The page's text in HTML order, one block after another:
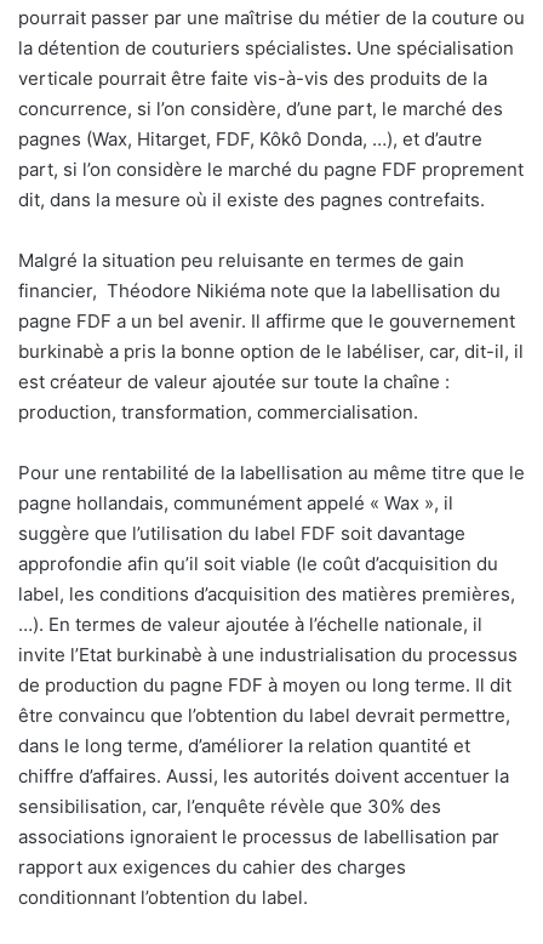
pourrait passer par une maîtrise du métier de la couture ou
la détention de couturiers spécialistes. Une spécialisation
verticale pourrait être faite vis-à-vis des produits de la
concurrence, si l’on considère, d’une part, le marché des
pagnes (Wax, Hitarget, FDF, Kôkô Donda, …), et d’autre
part, si l’on considère le marché du pagne FDF proprement
dit, dans la mesure où il existe des pagnes contrefaits.
Malgré la situation peu reluisante en termes de gain
financier, Théodore Nikiéma note que la labellisation du
pagne FDF a un bel avenir. Il affirme que le gouvernement
burkinabè a pris la bonne option de le labéliser, car, dit-il, il
est créateur de valeur ajoutée sur toute la chaîne :
production, transformation, commercialisation.
Pour une rentabilité de la labellisation au même titre que le
pagne hollandais, communément appelé « Wax », il
suggère que l’utilisation du label FDF soit davantage
approfondie afin qu’il soit viable (le coût d’acquisition du
label, les conditions d’acquisition des matières premières,
…). En termes de valeur ajoutée à l’échelle nationale, il
invite l’Etat burkinabè à une industrialisation du processus
de production du pagne FDF à moyen ou long terme. Il dit
être convaincu que l’obtention du label devrait permettre,
dans le long terme, d’améliorer la relation quantité et
chiffre d’affaires. Aussi, les autorités doivent accentuer la
sensibilisation, car, l’enquête révèle que 30% des
associations ignoraient le processus de labellisation par
rapport aux exigences du cahier des charges
conditionnant l’obtention du label.